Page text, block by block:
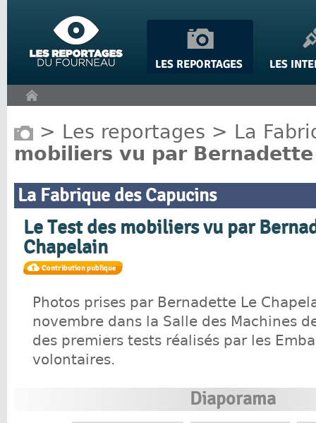
> Les reportages > La
mobiliers vu par Bernadette
La Fabrique des Capucins
Le Test des mobiliers vu par
Chapelain
Photos prises par Bernadette Le
novembre dans la Salle des Machines
des premiers tests réalisés par les
volontaires.
Diaporama